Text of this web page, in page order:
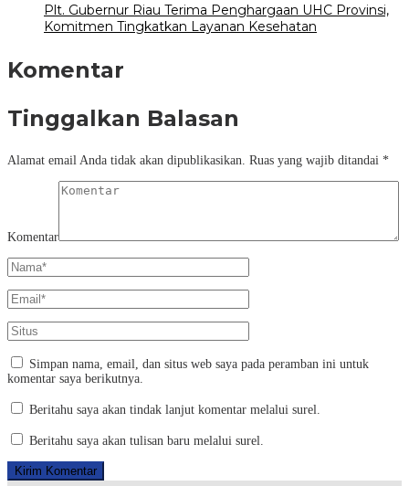
Plt. Gubernur Riau Terima Penghargaan UHC Provinsi,
Komitmen Tingkatkan Layanan Kesehatan
Komentar
Tinggalkan Balasan
Alamat email Anda tidak akan dipublikasikan. Ruas yang wajib ditandai *
Komentar
Simpan nama, email, dan situs web saya pada peramban ini untuk
komentar saya berikutnya.
Beritahu saya akan tindak lanjut komentar melalui surel.
Beritahu saya akan tulisan baru melalui surel.